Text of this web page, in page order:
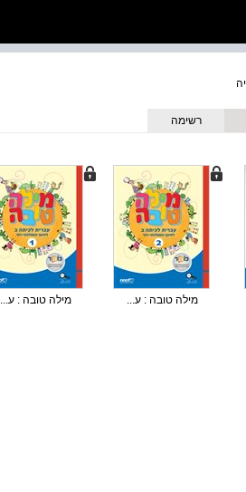
רשימה
מילה טובה : ע... מילה טובה : ע...